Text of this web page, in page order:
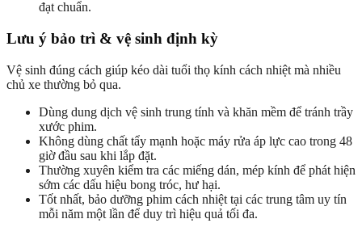
đạt chuẩn.
Lưu ý bảo trì & vệ sinh định kỳ
Vệ sinh đúng cách giúp kéo dài tuổi thọ kính cách nhiệt mà nhiều
chủ xe thường bỏ qua.
Dùng dung dịch vệ sinh trung tính và khăn mềm để tránh trầy
xước phim.
Không dùng chất tẩy mạnh hoặc máy rửa áp lực cao trong 48
giờ đầu sau khi lắp đặt.
Thường xuyên kiểm tra các miếng dán, mép kính để phát hiện
sớm các dấu hiệu bong tróc, hư hại.
Tốt nhất, bảo dưỡng phim cách nhiệt tại các trung tâm uy tín
mỗi năm một lần để duy trì hiệu quả tối đa.